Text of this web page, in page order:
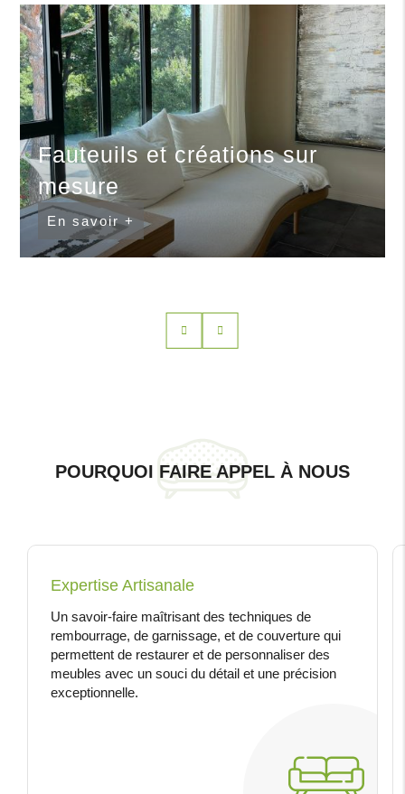
Fauteuils et créations sur
mesure
En savoir +
POURQUOI FAIRE APPEL À NOUS
Expertise Artisanale
Un savoir-faire maîtrisant des techniques de
rembourrage, de garnissage, et de couverture qui
permettent de restaurer et de personnaliser des
meubles avec un souci du détail et une précision
exceptionnelle.